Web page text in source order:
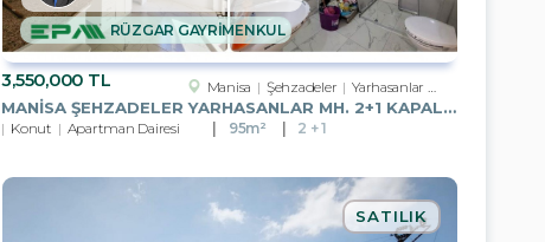
3,550,000 TL Manisa Şehzadeler Yarhasanlar Mah.
MANISA ŞEHZADELER YARHASANLAR MH. 2+1 KAPALI MUTFAK ARAKAT DAIRE
Konut Apartman Dairesi 95m² 2 + 1
RÜZGAR GAYRİMENKUL
SATILIK